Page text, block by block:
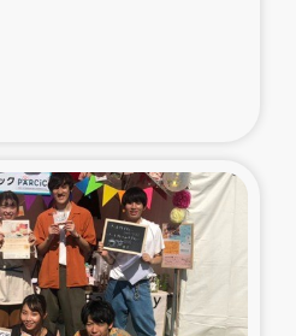
部洪水被災者支援
なぐサリー・リサイクル・プロ
ェクト